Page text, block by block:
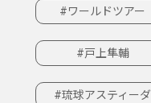
#ワールドツアー
#戸上隼輔
#琉球アスティーダ